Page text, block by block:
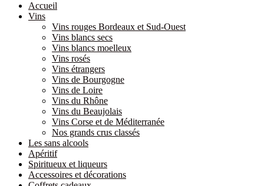
Accueil
Vins
Vins rouges Bordeaux et Sud-Ouest
Vins blancs secs
Vins blancs moelleux
Vins rosés
Vins étrangers
Vins de Bourgogne
Vins de Loire
Vins du Rhône
Vins du Beaujolais
Vins Corse et de Méditerranée
Nos grands crus classés
Les sans alcools
Apéritif
Spiritueux et liqueurs
Accessoires et décorations